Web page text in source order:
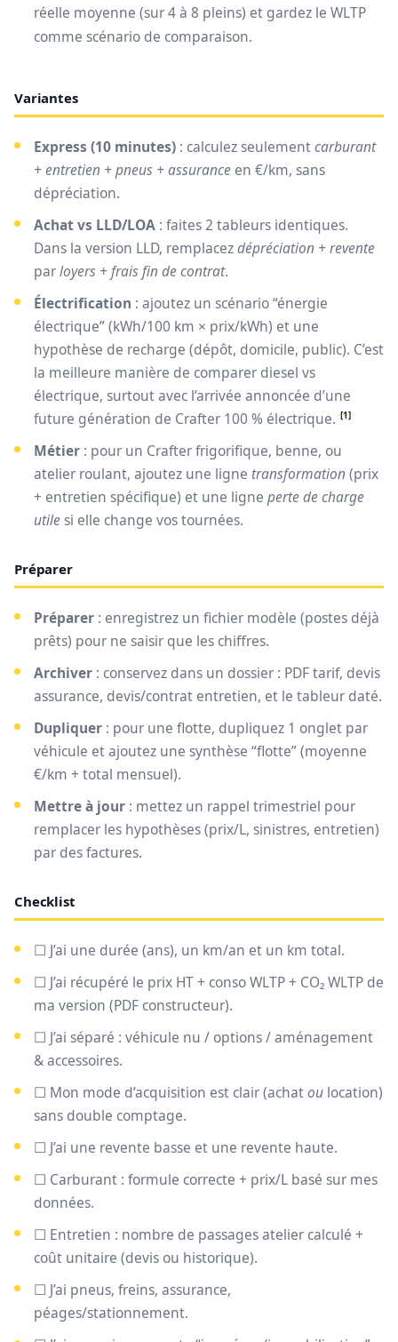
réelle moyenne (sur 4 à 8 pleins) et gardez le WLTP
comme scénario de comparaison.
Variantes
Express (10 minutes) : calculez seulementcarburant
+ entretien + pneus + assurance en €/km, sans
dépréciation.
Achat vs LLD/LOA : faites 2 tableurs identiques.
Dans la version LLD, remplacezdépréciation + revente
parloyers + frais fin de contrat.
Électrification : ajoutez un scénario “énergie
électrique” (kWh/100 km × prix/kWh) et une
hypothèse de recharge (dépôt, domicile, public). C’est
la meilleure manière de comparer diesel vs
électrique, surtout avec l’arrivée annoncée d’une
future génération de Crafter 100 % électrique. [1]
Métier : pour un Crafter frigorifique, benne, ou
atelier roulant, ajoutez une ligne transformation (prix
+ entretien spécifique) et une ligne perte de charge
utilesi elle change vos tournées.
Préparer
Préparer : enregistrez un fichier modèle (postes déjà
prêts) pour ne saisir que les chiffres.
Archiver : conservez dans un dossier : PDF tarif, devis
assurance, devis/contrat entretien, et le tableur daté.
Dupliquer : pour une flotte, dupliquez 1 onglet par
véhicule et ajoutez une synthèse “flotte” (moyenne
€/km + total mensuel).
Mettre à jour : mettez un rappel trimestriel pour
remplacer les hypothèses (prix/L, sinistres, entretien)
par des factures.
Checklist
☐ J’ai une durée (ans), un km/an et un km total.
☐ J’ai récupéré le prix HT + conso WLTP + CO₂ WLTP de
ma version (PDF constructeur).
☐ J’ai séparé : véhicule nu / options / aménagement
& accessoires.
☐ Mon mode d’acquisition est clair (achatou location)
sans double comptage.
☐ J’ai une revente basse et une revente haute.
☐ Carburant : formule correcte + prix/L basé sur mes
données.
☐ Entretien : nombre de passages atelier calculé +
coût unitaire (devis ou historique).
☐ J’ai pneus, freins, assurance,
péages/stationnement.